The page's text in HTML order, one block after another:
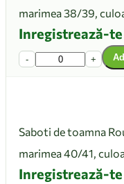
marimea 38/39,
Inregistrează-
- +
Saboti de toamna
marimea 40/41,
Inregistrează-